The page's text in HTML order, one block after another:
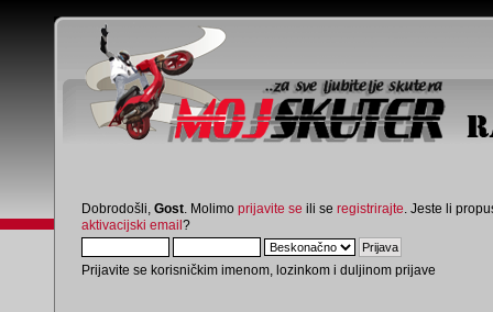
Dobrodošli, Gost . Molimo prijavite se ili se registrirajte . Jeste li
aktivacijski email?
Prijavite se korisničkim imenom, lozinkom i duljinom prijave